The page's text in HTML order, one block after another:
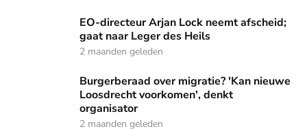
EO-directeur Arjan Lock neemt afscheid; gaat naar Leger
EO-directeur Arjan Lock neemt afscheid;
gaat naar Leger des Heils
2 maanden geleden
Burgerberaad over migratie? 'Kan nieuwe Loosdrecht
Burgerberaad over migratie? 'Kan nieuwe
Loosdrecht voorkomen', denkt
organisator
2 maanden geleden